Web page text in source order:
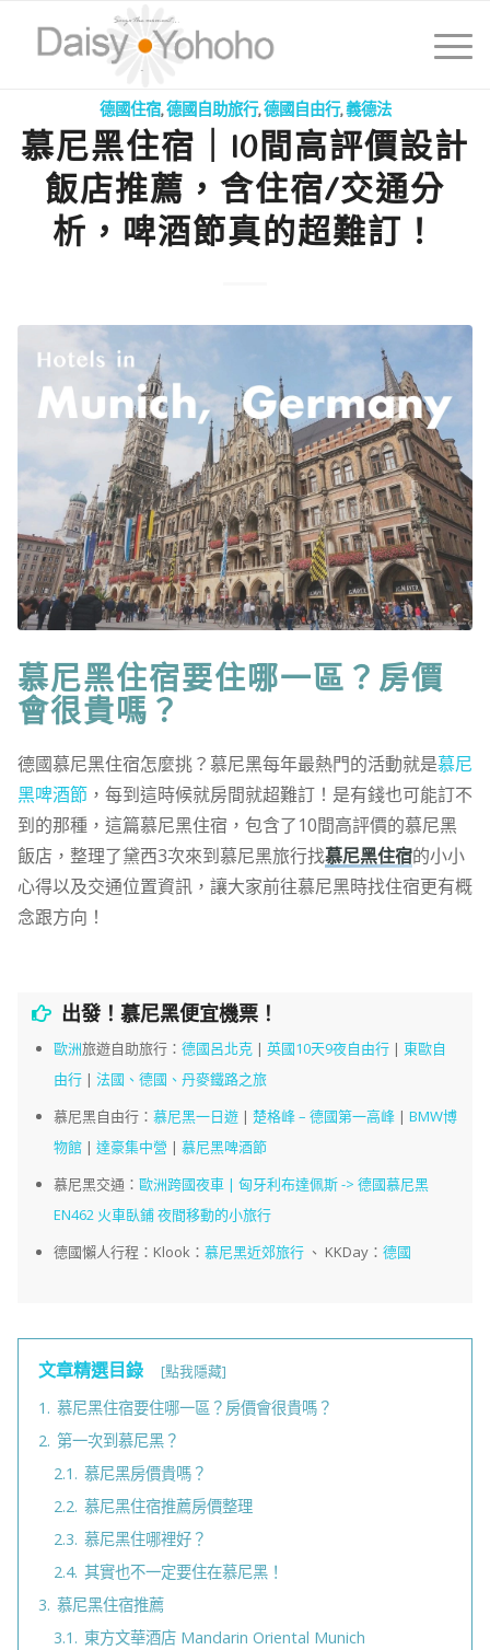
德國住宿,德國自助旅行,德國自由行,義德法
慕尼黑住宿｜10間高評價設計
飯店推薦，含住宿/交通分
析，啤酒節真的超難訂！
慕尼黑住宿要住哪一區？房價
會很貴嗎？
德國慕尼黑住宿怎麼挑？慕尼黑每年最熱門的活動就是慕尼
黑啤酒節，每到這時候就房間就超難訂！是有錢也可能訂不
到的那種，這篇慕尼黑住宿，包含了10間高評價的慕尼黑
飯店，整理了黛西3次來到慕尼黑旅行找慕尼黑住宿的小小
心得以及交通位置資訊，讓大家前往慕尼黑時找住宿更有概
念跟方向！
出發！慕尼黑便宜機票！
歐洲旅遊自助旅行： 德國呂北克| 英國10天9夜自由行| 東歐自
由行| 法國、德國、丹麥鐵路之旅
慕尼黑自由行： 慕尼黑一日遊| 楚格峰 – 德國第一高峰| BMW博
物館| 達豪集中營 | 慕尼黑啤酒節
慕尼黑交通： 歐洲跨國夜車 | 匈牙利布達佩斯 -> 德國慕尼黑
EN462 火車臥鋪 夜間移動的小旅行
德國懶人行程：Klook： 慕尼黑近郊旅行、 KKDay： 德國
文章精選目錄 [點我隱藏]
1. 慕尼黑住宿要住哪一區？房價會很貴嗎？
2. 第一次到慕尼黑？
2.1. 慕尼黑房價貴嗎？
2.2. 慕尼黑住宿推薦房價整理
2.3. 慕尼黑住哪裡好？
2.4. 其實也不一定要住在慕尼黑！
3. 慕尼黑住宿推薦
3.1. 東方文華酒店 Mandarin Oriental Munich